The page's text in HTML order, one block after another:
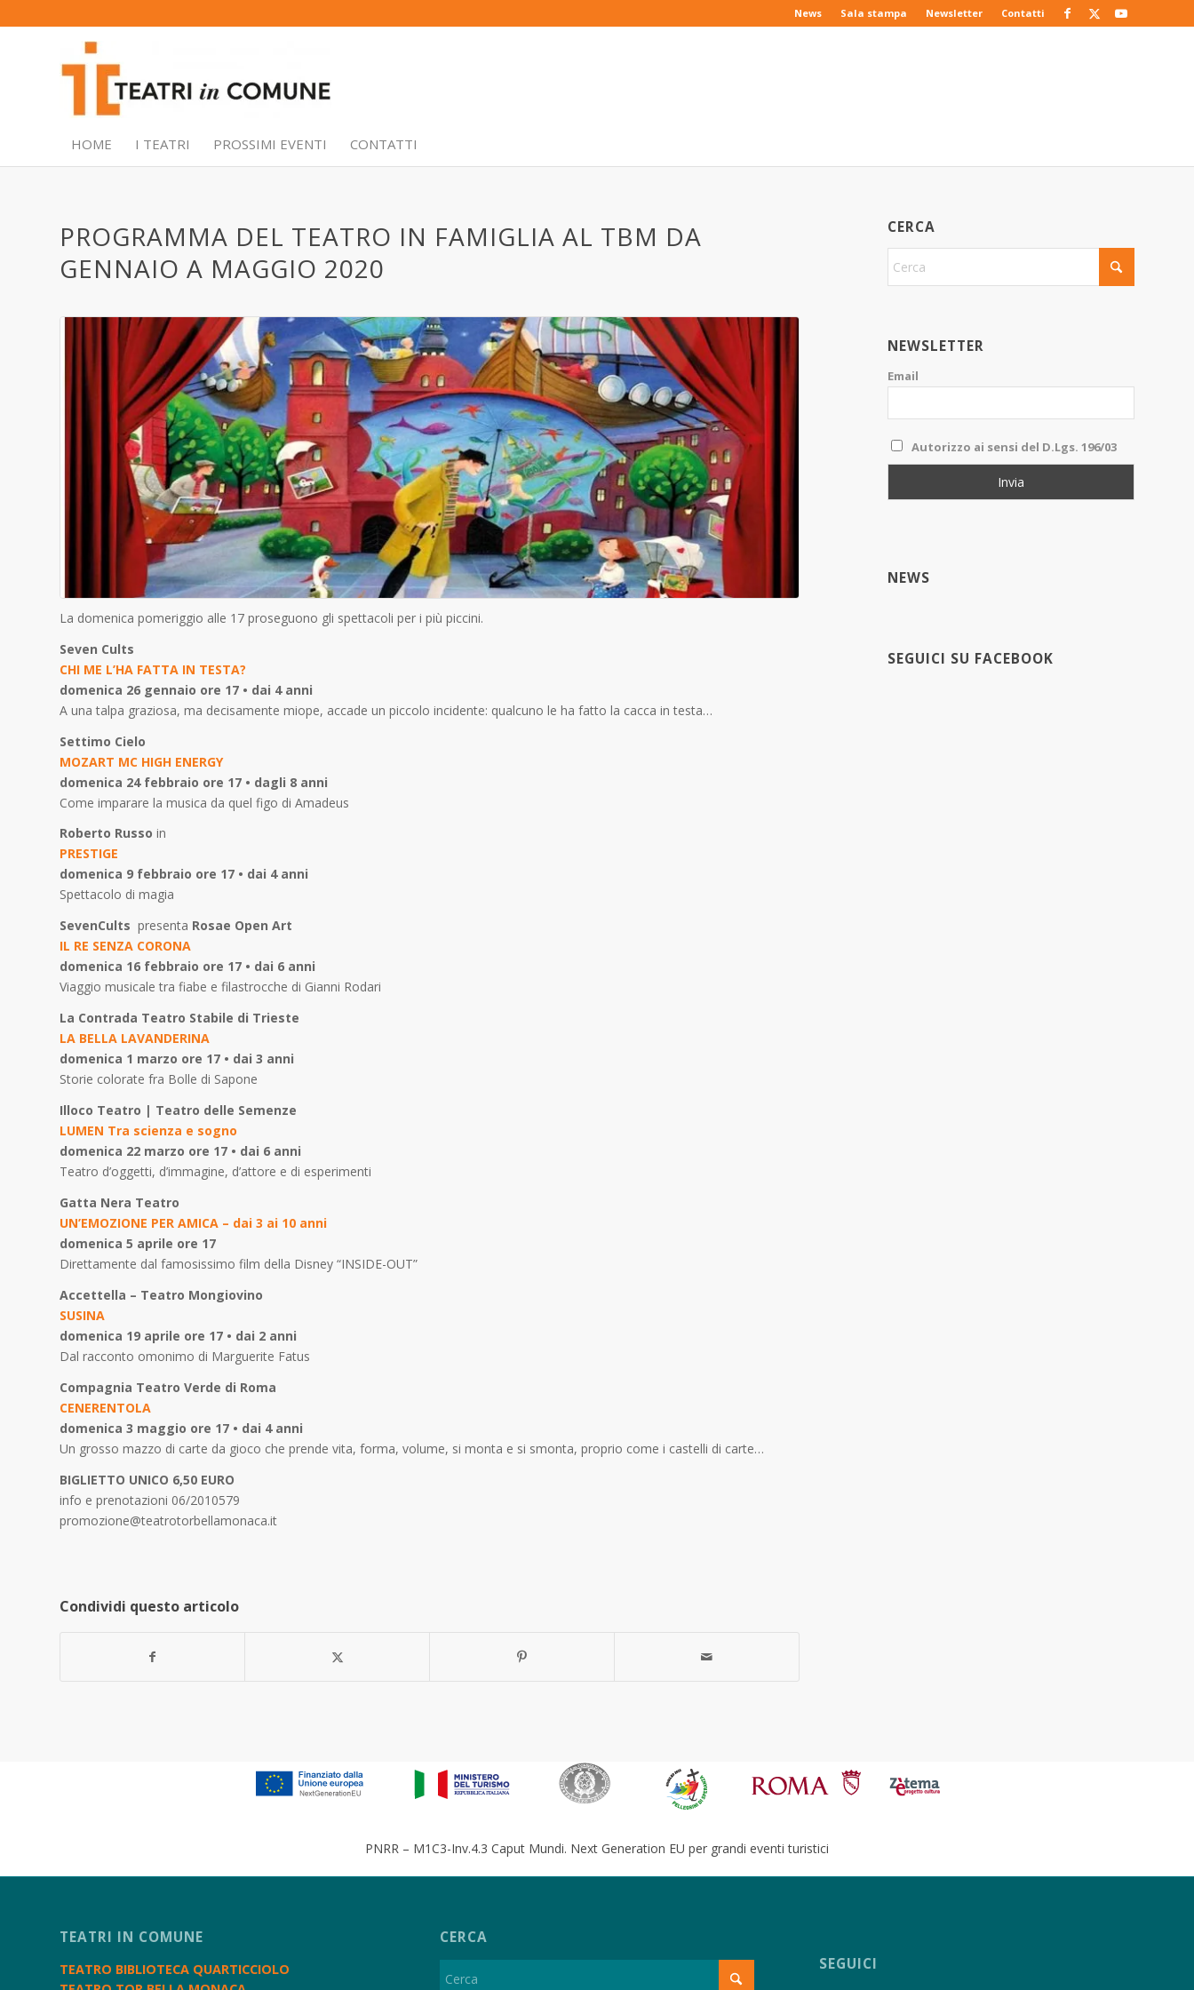
News Sala stampa Newsletter Contatti
HOME I TEATRI PROSSIMI EVENTI CONTATTI
PROGRAMMA DEL TEATRO IN FAMIGLIA AL TBM DA
GENNAIO A MAGGIO 2020
La domenica pomeriggio alle 17 proseguono gli spettacoli per i più piccini.
Seven Cults
CHI ME L’HA FATTA IN TESTA?
domenica 26 gennaio ore 17 • dai 4 anni
A una talpa graziosa, ma decisamente miope, accade un piccolo incidente: qualcuno le ha fatto la cacca in testa…
Settimo Cielo
MOZART MC HIGH ENERGY
domenica 24 febbraio ore 17 • dagli 8 anni
Come imparare la musica da quel figo di Amadeus
Roberto Russo in
PRESTIGE
domenica 9 febbraio ore 17 • dai 4 anni
Spettacolo di magia
SevenCults presenta Rosae Open Art
IL RE SENZA CORONA
domenica 16 febbraio ore 17 • dai 6 anni
Viaggio musicale tra fiabe e filastrocche di Gianni Rodari
La Contrada Teatro Stabile di Trieste
LA BELLA LAVANDERINA
domenica 1 marzo ore 17 • dai 3 anni
Storie colorate fra Bolle di Sapone
Illoco Teatro | Teatro delle Semenze
LUMEN Tra scienza e sogno
domenica 22 marzo ore 17 • dai 6 anni
Teatro d’oggetti, d’immagine, d’attore e di esperimenti
Gatta Nera Teatro
UN’EMOZIONE PER AMICA – dai 3 ai 10 anni
domenica 5 aprile ore 17
Direttamente dal famosissimo film della Disney “INSIDE-OUT”
Accettella – Teatro Mongiovino
SUSINA
domenica 19 aprile ore 17 • dai 2 anni
Dal racconto omonimo di Marguerite Fatus
Compagnia Teatro Verde di Roma
CENERENTOLA
domenica 3 maggio ore 17 • dai 4 anni
Un grosso mazzo di carte da gioco che prende vita, forma, volume, si monta e si smonta, proprio come i castelli di carte…
BIGLIETTO UNICO 6,50 EURO
info e prenotazioni 06/2010579
promozione@teatrotorbellamonaca.it
Condividi questo articolo
CERCA
NEWSLETTER
Email
Autorizzo ai sensi del D.Lgs. 196/03
NEWS
SEGUICI SU FACEBOOK
PNRR – M1C3-Inv.4.3 Caput Mundi. Next Generation EU per grandi eventi turistici
TEATRI IN COMUNE
TEATRO BIBLIOTECA QUARTICCIOLO
CERCA
SEGUICI